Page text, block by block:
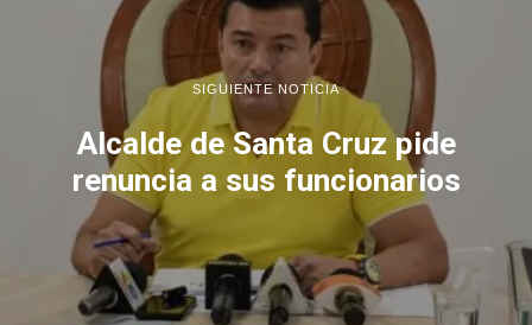
SIGUIENTE NOTICIA
Alcalde de Santa Cruz pide
renuncia a sus funcionarios